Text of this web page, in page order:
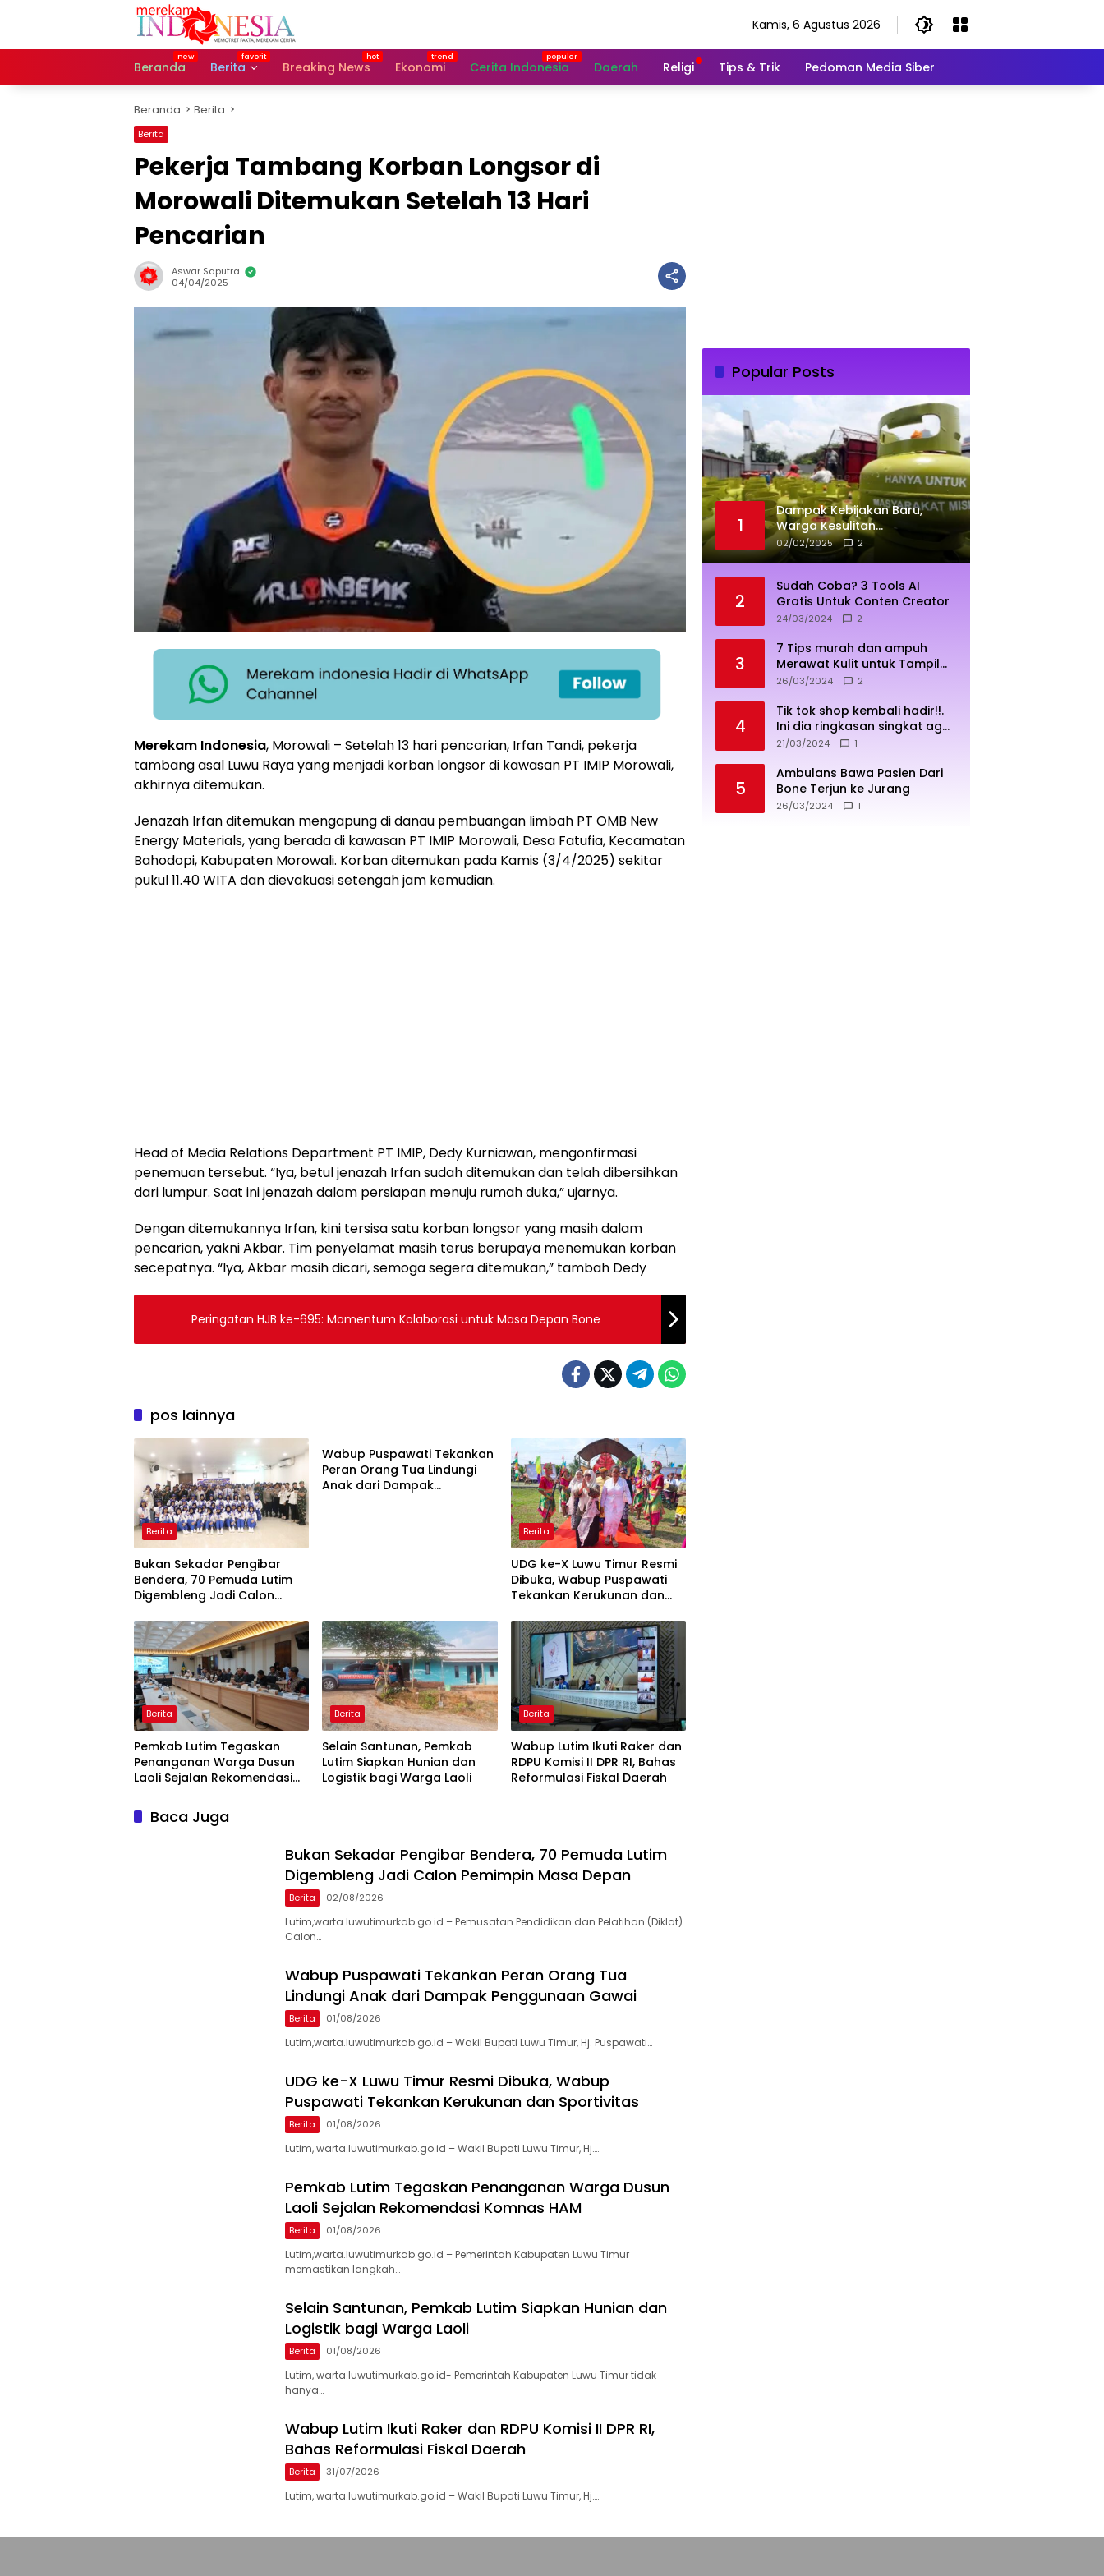
Kamis, 6 Agustus 2026
Beranda Berita Breaking News Ekonomi Cerita Indonesia Daerah Religi Tips & Trik Pedoman Media Siber
Beranda Berita
Berita
Pekerja Tambang Korban Longsor di
Morowali Ditemukan Setelah 13 Hari
Pencarian
Aswar Saputra
04/04/2025
Merekam Indonesia, Morowali – Setelah 13 hari pencarian, Irfan Tandi, pekerja
tambang asal Luwu Raya yang menjadi korban longsor di kawasan PT IMIP Morowali,
akhirnya ditemukan.
Jenazah Irfan ditemukan mengapung di danau pembuangan limbah PT OMB New
Energy Materials, yang berada di kawasan PT IMIP Morowali, Desa Fatufia, Kecamatan
Bahodopi, Kabupaten Morowali. Korban ditemukan pada Kamis (3/4/2025) sekitar
pukul 11.40 WITA dan dievakuasi setengah jam kemudian.
Head of Media Relations Department PT IMIP, Dedy Kurniawan, mengonfirmasi
penemuan tersebut. “Iya, betul jenazah Irfan sudah ditemukan dan telah dibersihkan
dari lumpur. Saat ini jenazah dalam persiapan menuju rumah duka,” ujarnya.
Dengan ditemukannya Irfan, kini tersisa satu korban longsor yang masih dalam
pencarian, yakni Akbar. Tim penyelamat masih terus berupaya menemukan korban
secepatnya. “Iya, Akbar masih dicari, semoga segera ditemukan,” tambah Dedy
Peringatan HJB ke-695: Momentum Kolaborasi untuk Masa Depan Bone
pos lainnya
Berita
‎Bukan Sekadar Pengibar
Bendera, 70 Pemuda Lutim
Digembleng Jadi Calon
Wabup Puspawati Tekankan
Peran Orang Tua Lindungi
Anak dari Dampak
Berita
UDG ke-X Luwu Timur Resmi
Dibuka, Wabup Puspawati
Tekankan Kerukunan dan
Berita
Pemkab Lutim Tegaskan
Penanganan Warga Dusun
Laoli Sejalan Rekomendasi
Berita
Selain Santunan, Pemkab
Lutim Siapkan Hunian dan
Logistik bagi Warga Laoli
Berita
Wabup Lutim Ikuti Raker dan
RDPU Komisi II DPR RI, Bahas
Reformulasi Fiskal Daerah
Baca Juga
‎Bukan Sekadar Pengibar Bendera, 70 Pemuda Lutim
Digembleng Jadi Calon Pemimpin Masa Depan
Berita 02/08/2026
‎Lutim,warta.luwutimurkab.go.id – Pemusatan Pendidikan dan Pelatihan (Diklat)
Calon…
Wabup Puspawati Tekankan Peran Orang Tua
Lindungi Anak dari Dampak Penggunaan Gawai
Berita 01/08/2026
Lutim,warta.luwutimurkab.go.id – Wakil Bupati Luwu Timur, Hj. Puspawati…
UDG ke-X Luwu Timur Resmi Dibuka, Wabup
Puspawati Tekankan Kerukunan dan Sportivitas
Berita 01/08/2026
Lutim, warta.luwutimurkab.go.id – Wakil Bupati Luwu Timur, Hj….
Pemkab Lutim Tegaskan Penanganan Warga Dusun
Laoli Sejalan Rekomendasi Komnas HAM
Berita 01/08/2026
Lutim,warta.luwutimurkab.go.id – Pemerintah Kabupaten Luwu Timur
memastikan langkah…
Selain Santunan, Pemkab Lutim Siapkan Hunian dan
Logistik bagi Warga Laoli
Berita 01/08/2026
Lutim, warta.luwutimurkab.go.id- Pemerintah Kabupaten Luwu Timur tidak
hanya…
Wabup Lutim Ikuti Raker dan RDPU Komisi II DPR RI,
Bahas Reformulasi Fiskal Daerah
Berita 31/07/2026
Lutim, warta.luwutimurkab.go.id – Wakil Bupati Luwu Timur, Hj….
Popular Posts
1
Dampak Kebijakan Baru,
Warga Kesulitan
Mendapatkan Elpiji 3 Kg
02/02/2025 2
2
Sudah Coba? 3 Tools AI
Gratis Untuk Conten Creator
24/03/2024 2
3
7 Tips murah dan ampuh
Merawat Kulit untuk Tampil
Sehat dan Cerah
26/03/2024 2
4
Tik tok shop kembali hadir!!.
Ini dia ringkasan singkat agar
penjualan lebih sukses
21/03/2024 1
5
Ambulans Bawa Pasien Dari
Bone Terjun ke Jurang
26/03/2024 1